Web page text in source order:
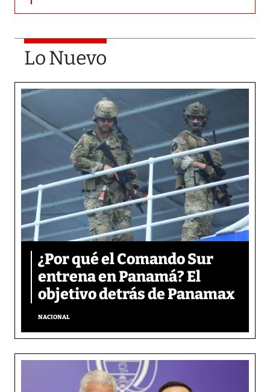
Lo Nuevo
¿Por qué el Comando Sur
entrena en Panamá? El
objetivo detrás de Panamax
NACIONAL